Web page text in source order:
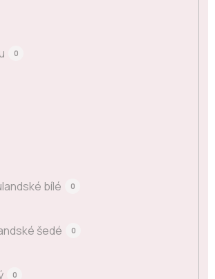
0
bílé 0
šedé 0
0